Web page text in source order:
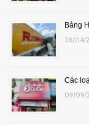
Bảng
28/04/
Các
09/09/